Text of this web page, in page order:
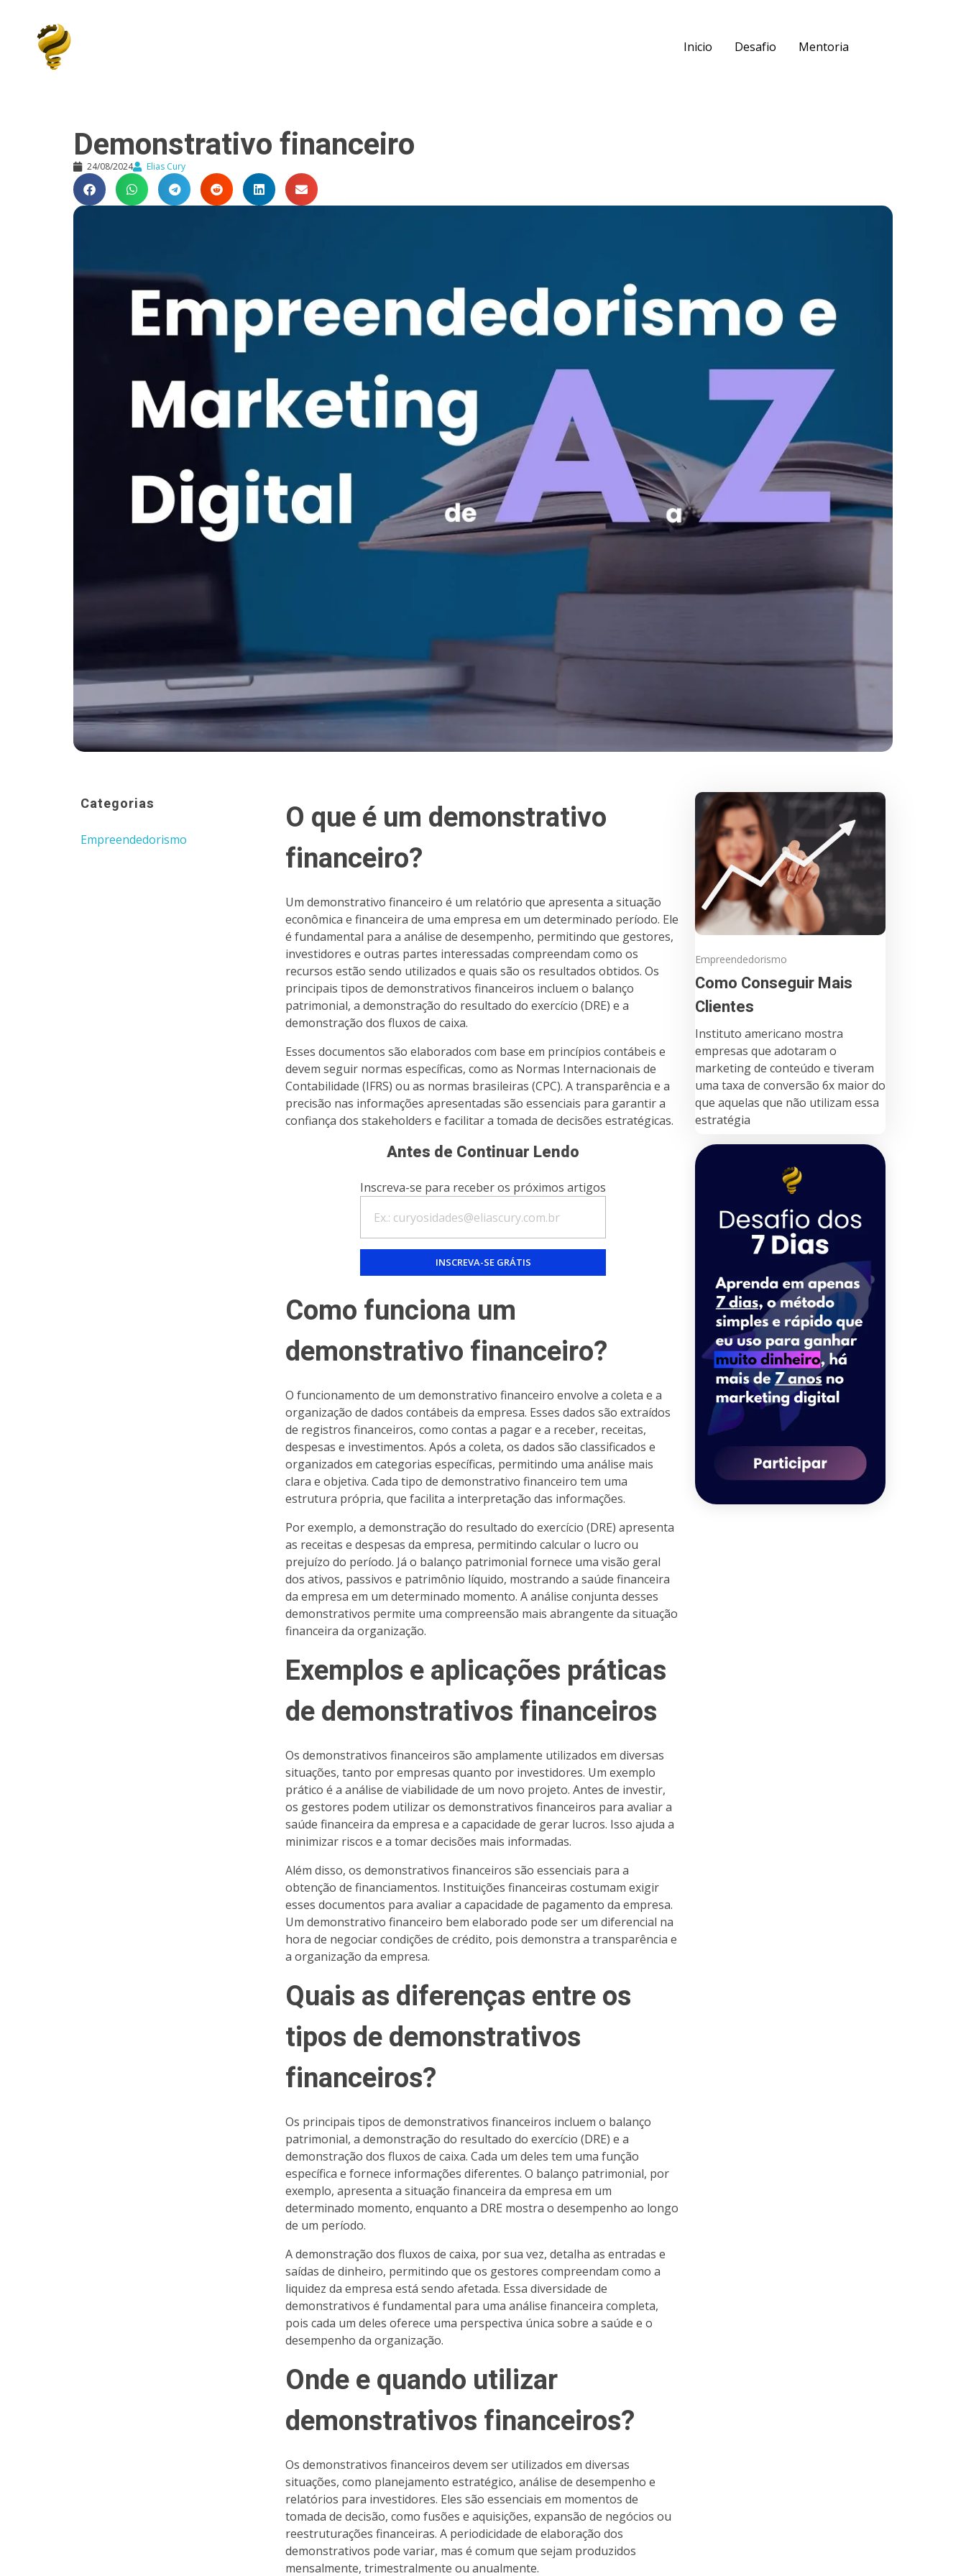
Inicio Desafio Mentoria
Demonstrativo financeiro
24/08/2024 Elias Cury
Categorias
Empreendedorismo
O que é um demonstrativo
financeiro?
Um demonstrativo financeiro é um relatório que apresenta a situação
econômica e financeira de uma empresa em um determinado período. Ele
é fundamental para a análise de desempenho, permitindo que gestores,
investidores e outras partes interessadas compreendam como os
recursos estão sendo utilizados e quais são os resultados obtidos. Os
principais tipos de demonstrativos financeiros incluem o balanço
patrimonial, a demonstração do resultado do exercício (DRE) e a
demonstração dos fluxos de caixa.
Esses documentos são elaborados com base em princípios contábeis e
devem seguir normas específicas, como as Normas Internacionais de
Contabilidade (IFRS) ou as normas brasileiras (CPC). A transparência e a
precisão nas informações apresentadas são essenciais para garantir a
confiança dos stakeholders e facilitar a tomada de decisões estratégicas.
Antes de Continuar Lendo
Inscreva-se para receber os próximos artigos
Como funciona um
demonstrativo financeiro?
O funcionamento de um demonstrativo financeiro envolve a coleta e a
organização de dados contábeis da empresa. Esses dados são extraídos
de registros financeiros, como contas a pagar e a receber, receitas,
despesas e investimentos. Após a coleta, os dados são classificados e
organizados em categorias específicas, permitindo uma análise mais
clara e objetiva. Cada tipo de demonstrativo financeiro tem uma
estrutura própria, que facilita a interpretação das informações.
Por exemplo, a demonstração do resultado do exercício (DRE) apresenta
as receitas e despesas da empresa, permitindo calcular o lucro ou
prejuízo do período. Já o balanço patrimonial fornece uma visão geral
dos ativos, passivos e patrimônio líquido, mostrando a saúde financeira
da empresa em um determinado momento. A análise conjunta desses
demonstrativos permite uma compreensão mais abrangente da situação
financeira da organização.
Exemplos e aplicações práticas
de demonstrativos financeiros
Os demonstrativos financeiros são amplamente utilizados em diversas
situações, tanto por empresas quanto por investidores. Um exemplo
prático é a análise de viabilidade de um novo projeto. Antes de investir,
os gestores podem utilizar os demonstrativos financeiros para avaliar a
saúde financeira da empresa e a capacidade de gerar lucros. Isso ajuda a
minimizar riscos e a tomar decisões mais informadas.
Além disso, os demonstrativos financeiros são essenciais para a
obtenção de financiamentos. Instituições financeiras costumam exigir
esses documentos para avaliar a capacidade de pagamento da empresa.
Um demonstrativo financeiro bem elaborado pode ser um diferencial na
hora de negociar condições de crédito, pois demonstra a transparência e
a organização da empresa.
Quais as diferenças entre os
tipos de demonstrativos
financeiros?
Os principais tipos de demonstrativos financeiros incluem o balanço
patrimonial, a demonstração do resultado do exercício (DRE) e a
demonstração dos fluxos de caixa. Cada um deles tem uma função
específica e fornece informações diferentes. O balanço patrimonial, por
exemplo, apresenta a situação financeira da empresa em um
determinado momento, enquanto a DRE mostra o desempenho ao longo
de um período.
A demonstração dos fluxos de caixa, por sua vez, detalha as entradas e
saídas de dinheiro, permitindo que os gestores compreendam como a
liquidez da empresa está sendo afetada. Essa diversidade de
demonstrativos é fundamental para uma análise financeira completa,
pois cada um deles oferece uma perspectiva única sobre a saúde e o
desempenho da organização.
Onde e quando utilizar
demonstrativos financeiros?
Os demonstrativos financeiros devem ser utilizados em diversas
situações, como planejamento estratégico, análise de desempenho e
relatórios para investidores. Eles são essenciais em momentos de
tomada de decisão, como fusões e aquisições, expansão de negócios ou
reestruturações financeiras. A periodicidade de elaboração dos
demonstrativos pode variar, mas é comum que sejam produzidos
mensalmente, trimestralmente ou anualmente.
Empreendedorismo
Como Conseguir Mais
Clientes
Instituto americano mostra
empresas que adotaram o
marketing de conteúdo e tiveram
uma taxa de conversão 6x maior do
que aquelas que não utilizam essa
estratégia